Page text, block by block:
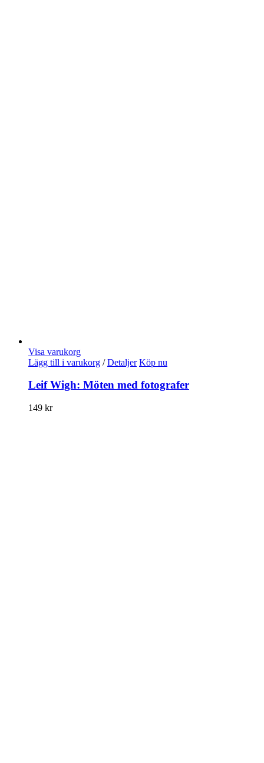
Visa varukorg
Lägg till i varukorg / Detaljer Köp nu
Leif Wigh: Möten med fotografer
149 kr